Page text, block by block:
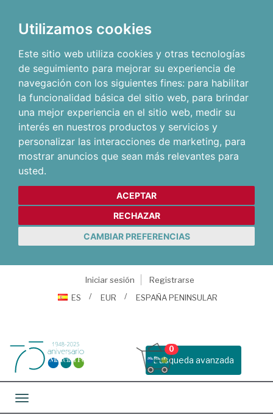
Utilizamos cookies
Este sitio web utiliza cookies y otras tecnologías
de seguimiento para mejorar su experiencia de
navegación con los siguientes fines: para habilitar
la funcionalidad básica del sitio web, para brindar
una mejor experiencia en el sitio web, medir su
interés en nuestros productos y servicios y
personalizar las interacciones de marketing, para
mostrar anuncios que sean más relevantes para
usted.
ACEPTAR
RECHAZAR
CAMBIAR PREFERENCIAS
Iniciar sesión
Registrarse
ES
EUR ESPAÑA PENINSULAR
Busqueda avanzada
0
Toggle navigation